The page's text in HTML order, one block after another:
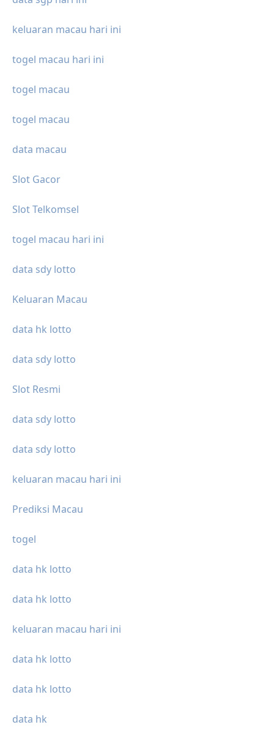
keluaran macau hari ini
togel macau hari ini
togel macau
togel macau
data macau
Slot Gacor
Slot Telkomsel
togel macau hari ini
data sdy lotto
Keluaran Macau
data hk lotto
data sdy lotto
Slot Resmi
data sdy lotto
data sdy lotto
keluaran macau hari ini
Prediksi Macau
togel
data hk lotto
data hk lotto
keluaran macau hari ini
data hk lotto
data hk lotto
data hk